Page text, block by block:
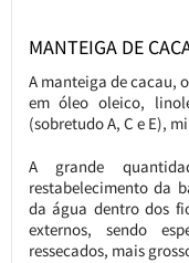
MANTEIGA DE
A manteiga de cacau,
em óleo oleico,
(sobretudo A, C e E),
A grande
restabelecimento da
da água dentro dos
externos, sendo
ressecados, mais